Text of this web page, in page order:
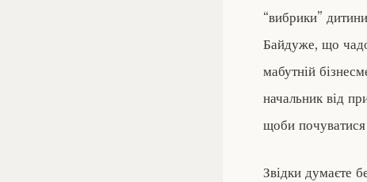
“вибрики”
Байдуже, що чадо
мабутній
начальник від
щоби почуватися
Звідки думаєте